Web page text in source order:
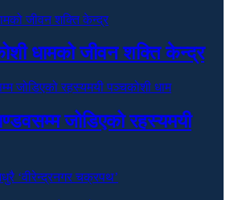
धामको जीवन शक्ति केन्द्र
जोडिएको रहस्यमयी